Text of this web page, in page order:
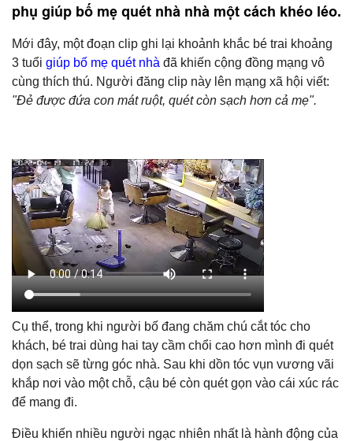
phụ giúp bố mẹ quét nhà nhà một cách khéo léo.
Mới đây, một đoạn clip ghi lại khoảnh khắc bé trai khoảng
3 tuổi giúp bố mẹ quét nhà đã khiến cộng đồng mạng vô
cùng thích thú. Người đăng clip này lên mạng xã hội viết:
"Đẻ được đứa con mát ruột, quét còn sạch hơn cả mẹ".
Cụ thể, trong khi người bố đang chăm chú cắt tóc cho
khách, bé trai dùng hai tay cầm chổi cao hơn mình đi quét
dọn sạch sẽ từng góc nhà. Sau khi dồn tóc vụn vương vãi
khắp nơi vào một chỗ, cậu bé còn quét gọn vào cái xúc rác
để mang đi.
Điều khiến nhiều người ngạc nhiên nhất là hành động của